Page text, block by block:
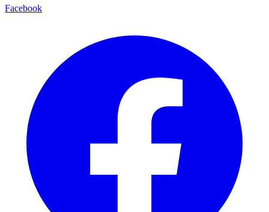
Facebook